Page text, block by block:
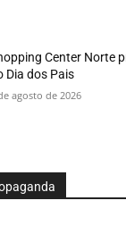
Center Norte
Dia dos Pais
agosto de 2026